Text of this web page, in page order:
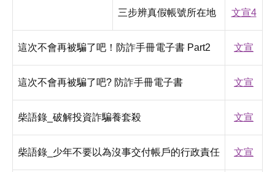
三步辨真假帳號所在地 文宣4
這次不會再被騙了吧！防詐手冊電子書 Part2 文宣
這次不會再被騙了吧? 防詐手冊電子書 文宣
柴語錄_破解投資詐騙養套殺 文宣
柴語錄_少年不要以為沒事交付帳戶的行政責任 文宣